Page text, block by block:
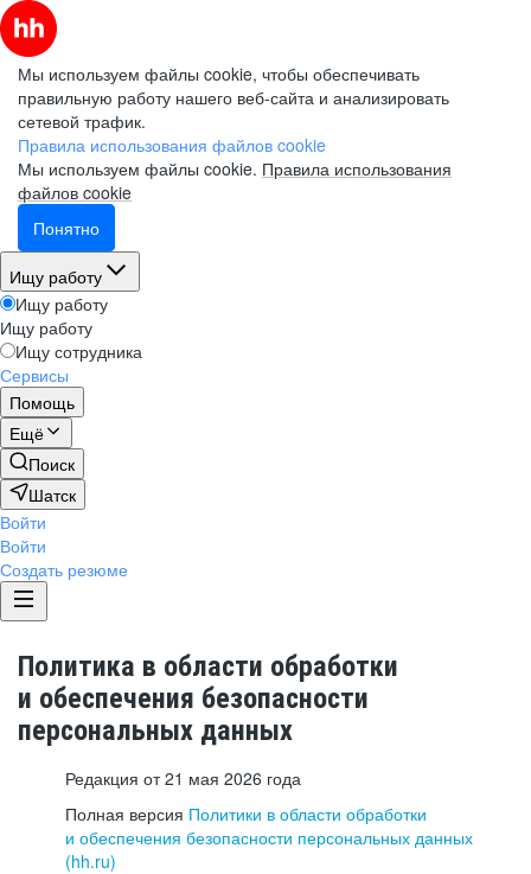
Мы используем файлы cookie, чтобы обеспечивать
правильную работу нашего веб-сайта и анализировать
сетевой трафик.
Правила использования файлов cookie
Мы используем файлы cookie. Правила использования
файлов cookie
Понятно
Ищу работу
Ищу работу
Ищу работу
Ищу сотрудника
Сервисы
Помощь
Ещё
Поиск
Шатск
Войти
Войти
Создать резюме
Политика в области обработки
и обеспечения безопасности
персональных данных
Редакция от 21 мая 2026 года
Полная версия Политики в области обработки
и обеспечения безопасности персональных данных
(hh.ru)